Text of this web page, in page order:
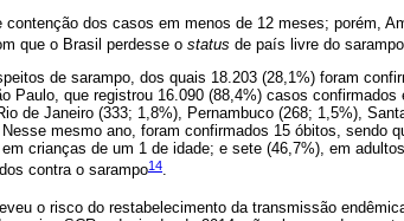
dos casos em menos de 12 meses; porém,
que o Brasil perdesse o status de país livre do
de sarampo, dos quais 18.203 (28,1%) foram
Paulo, que registrou 16.090 (88,4%) casos
de Janeiro (333; 1,8%), Pernambuco (268; 1,5%),
mesmo ano, foram confirmados 15 óbitos, sendo
crianças de um 1 de idade; e sete (46,7%), em
contra o sarampo14.
o risco do restabelecimento da transmissão